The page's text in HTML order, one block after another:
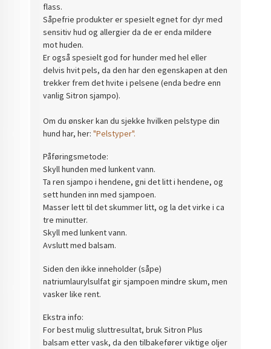
flass.
Såpefrie produkter er spesielt egnet for dyr med
sensitiv hud og allergier da de er enda mildere
mot huden.
Er også spesielt god for hunder med hel eller
delvis hvit pels, da den har den egenskapen at den
trekker frem det hvite i pelsene (enda bedre enn
vanlig Sitron sjampo).
Om du ønsker kan du sjekke hvilken pelstype din
hund har, her:"Pelstyper".
Påføringsmetode:
Skyll hunden med lunkent vann.
Ta ren sjampo i hendene, gni det litt i hendene, og
sett hunden inn med sjampoen.
Masser lett til det skummer litt, og la det virke i ca
tre minutter.
Skyll med lunkent vann.
Avslutt med balsam.
Siden den ikke inneholder (såpe)
natriumlaurylsulfat gir sjampoen mindre skum, men
vasker like rent.
Ekstra info:
For best mulig sluttresultat, bruk Sitron Plus
balsam etter vask, da den tilbakefører viktige oljer